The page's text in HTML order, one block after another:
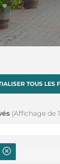
TOUS LES
(Affichage de 1